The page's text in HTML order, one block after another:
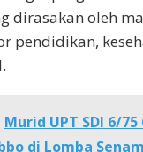
dirasakan oleh
pendidikan,
Murid UPT SDI 6/
di Lomba